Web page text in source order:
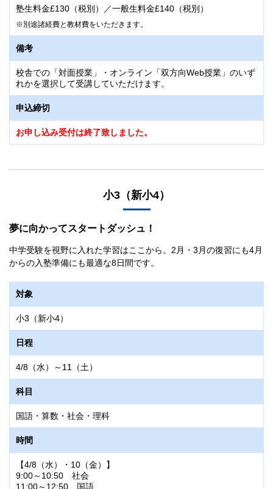
塾生料金£130（税別）／一般生料金£140（税別）
別途諸経費と教材費をいただきます。
備考
校舎での「対面授業」・オンライン「双方向Web授業」のいず
れかを選択して受講していただけます。
申込締切
お申し込み受付は終了致しました。
小3（新小4）
夢に向かってスタートダッシュ！
中学受験を視野に入れた学習はここから。2月・3月の復習にも4月
からの入塾準備にも最適な8日間です。
対象
小3（新小4）
日程
4/8（水）～11（土）
科目
国語・算数・社会・理科
時間
【4/8（水）・10（金）】
9:00～10:50 社会
11:00～12:50 国語